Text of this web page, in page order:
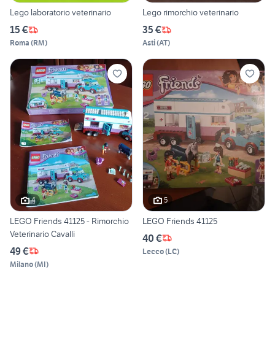
Lego laboratorio veterinario
15 €
Roma (RM)
Lego rimorchio veterinario
35 €
Asti(AT)
4
LEGO Friends 41125 - Rimorchio
Veterinario Cavalli
49 €
Milano(MI)
5
LEGO Friends 41125
40 €
Lecco(LC)